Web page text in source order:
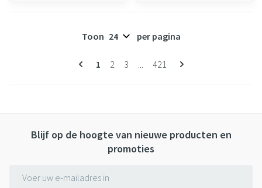
Pagina's
U lees momenteel pagina
1 Pagina
2 Pagina
3 ... Pagina
421
Toon per pagina
Blijf op de hoogte van nieuwe producten en
promoties